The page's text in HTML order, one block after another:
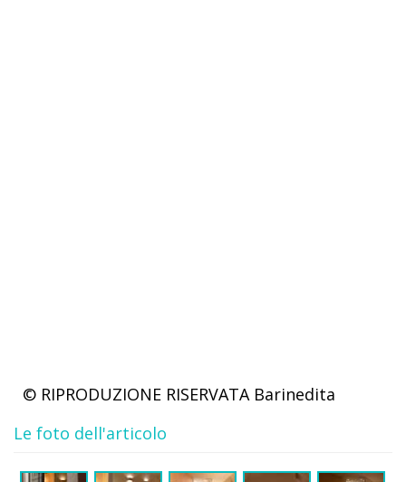
© RIPRODUZIONE RISERVATA Barinedita
Le foto dell'articolo